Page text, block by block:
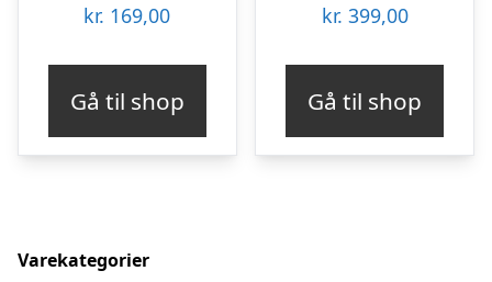
kr. 169,00
Gå til shop
kr. 399,00
Gå til shop
Varekategorier